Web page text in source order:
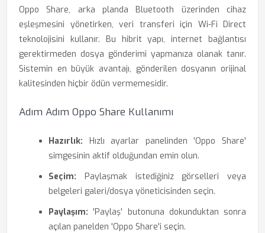
Oppo Share, arka planda Bluetooth üzerinden cihaz
eşleşmesini yönetirken, veri transferi için Wi-Fi Direct
teknolojisini kullanır. Bu hibrit yapı, internet bağlantısı
gerektirmeden dosya gönderimi yapmanıza olanak tanır.
Sistemin en büyük avantajı, gönderilen dosyanın orijinal
kalitesinden hiçbir ödün vermemesidir.
Adım Adım Oppo Share Kullanımı
Hazırlık: Hızlı ayarlar panelinden 'Oppo Share'
simgesinin aktif olduğundan emin olun.
Seçim: Paylaşmak istediğiniz görselleri veya
belgeleri galeri/dosya yöneticisinden seçin.
Paylaşım: 'Paylaş' butonuna dokunduktan sonra
açılan panelden 'Oppo Share'i seçin.